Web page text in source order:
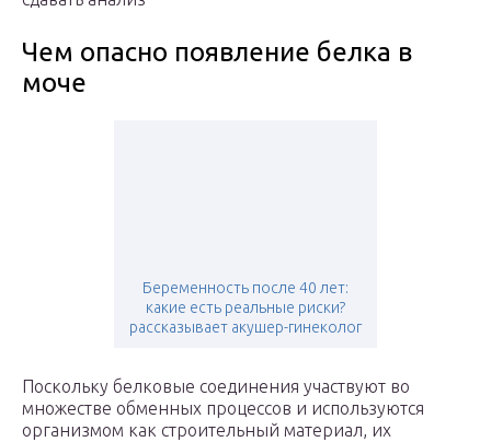
Чем опасно появление белка в
моче
Беременность после 40 лет:
какие есть реальные риски?
рассказывает акушер-гинеколог
Поскольку белковые соединения участвуют во
множестве обменных процессов и используются
организмом как строительный материал, их